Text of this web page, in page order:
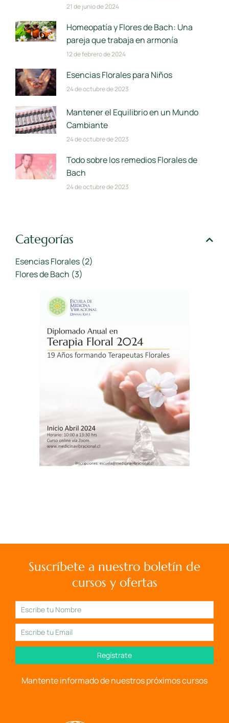
21 de junio de 2024
Homeopatía y Flores de Bach: Una
pareja que trabaja en armonía
12 de febrero de 2024
Esencias Florales para Niños
24 de octubre de 2023
Mantener el Equilibrio en un Mundo
Cambiante
24 de octubre de 2023
Todo sobre los remedios Florales de
Bach
24 de octubre de 2023
Categorías
Esencias Florales (2)
Flores de Bach (3)
Suscríbete a nuestro boletín de
cursos y ofertas
Regístrate
Mantente informado de nuestros próximos cursos